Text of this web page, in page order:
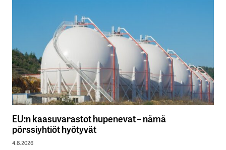
EU:n kaasuvarastot hupenevat – nämä
pörssiyhtiöt hyötyvät
4.8.2026